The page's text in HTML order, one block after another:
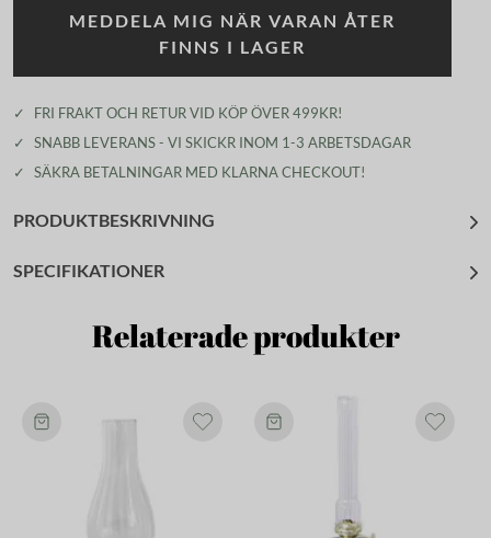
MEDDELA MIG NÄR VARAN ÅTER
FINNS I LAGER
✓
FRI FRAKT OCH RETUR VID KÖP ÖVER 499KR!
✓
SNABB LEVERANS - VI SKICKR INOM 1-3 ARBETSDAGAR
✓
SÄKRA BETALNINGAR MED KLARNA CHECKOUT!
PRODUKTBESKRIVNING
SPECIFIKATIONER
Relaterade produkter